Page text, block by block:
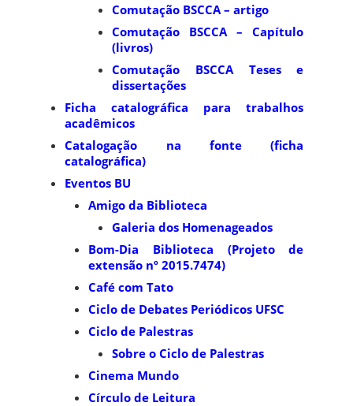
Comutação BSCCA – artigo
Comutação BSCCA – Capítulo
(livros)
Comutação BSCCA Teses e
dissertações
Ficha catalográfica para trabalhos
acadêmicos
Catalogação na fonte (ficha
catalográfica)
Eventos BU
Amigo da Biblioteca
Galeria dos Homenageados
Bom-Dia Biblioteca (Projeto de
extensão nº 2015.7474)
Café com Tato
Ciclo de Debates Periódicos UFSC
Ciclo de Palestras
Sobre o Ciclo de Palestras
Cinema Mundo
Círculo de Leitura